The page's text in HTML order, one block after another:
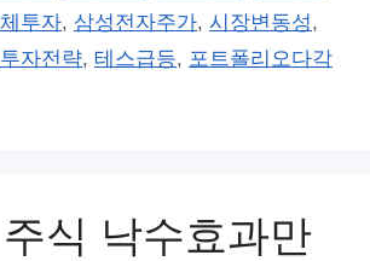
투자, 삼성전자주가, 시장변동성,
자전략, 테스급등, 포트폴리오다각
식 낙수효과만